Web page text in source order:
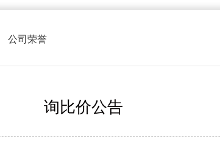
公司荣誉
询比价公告